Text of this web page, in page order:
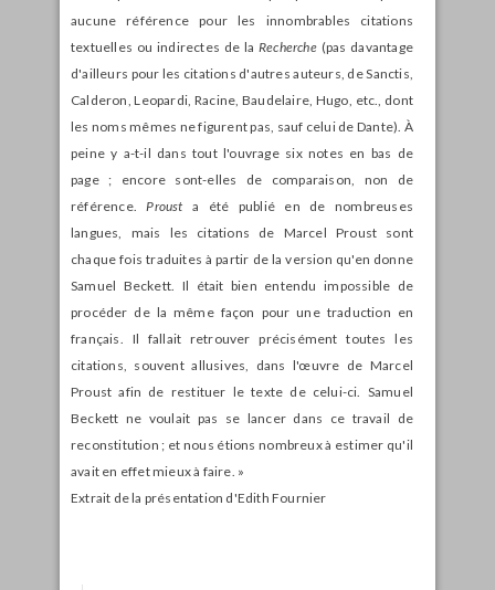
aucune référence pour les innombrables citations
textuelles ou indirectes de la Recherche(pas davantage
d'ailleurs pour les citations d'autres auteurs, de Sanctis,
Calderon, Leopardi, Racine, Baudelaire, Hugo, etc., dont
les noms mêmes ne figurent pas, sauf celui de Dante). À
peine y a-t-il dans tout l'ouvrage six notes en bas de
page ; encore sont-elles de comparaison, non de
référence. Proust a été publié en de nombreuses
langues, mais les citations de Marcel Proust sont
chaque fois traduites à partir de la version qu'en donne
Samuel Beckett. Il était bien entendu impossible de
procéder de la même façon pour une traduction en
français. Il fallait retrouver précisément toutes les
citations, souvent allusives, dans l'œuvre de Marcel
Proust afin de restituer le texte de celui-ci. Samuel
Beckett ne voulait pas se lancer dans ce travail de
reconstitution ; et nous étions nombreux à estimer qu'il
avait en effet mieux à faire. »
Extrait de la présentation d'Edith Fournier